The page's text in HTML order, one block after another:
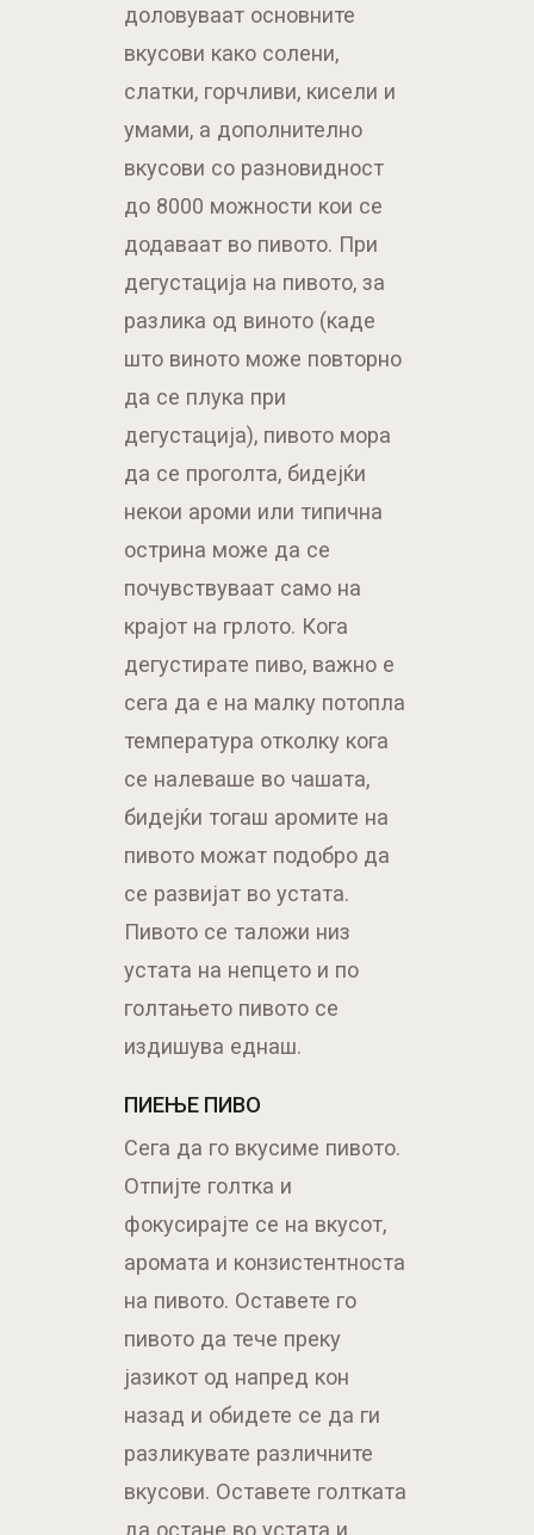
доловуваат основните
вкусови како солени,
слатки, горчливи, кисели и
умами, а дополнително
вкусови со разновидност
до 8000 можности кои се
додаваат во пивото. При
дегустација на пивото, за
разлика од виното (каде
што виното може повторно
да се плука при
дегустација), пивото мора
да се проголта, бидејќи
некои ароми или типична
острина може да се
почувствуваат само на
крајот на грлото. Кога
дегустирате пиво, важно е
сега да е на малку потопла
температура отколку кога
се налеваше во чашата,
бидејќи тогаш аромите на
пивото можат подобро да
се развијат во устата.
Пивото се таложи низ
устата на непцето и по
голтањето пивото се
издишува еднаш.
ПИЕЊЕ ПИВО
Сега да го вкусиме пивото.
Отпијте голтка и
фокусирајте се на вкусот,
аромата и конзистентноста
на пивото. Оставете го
пивото да тече преку
јазикот од напред кон
назад и обидете се да ги
разликувате различните
вкусови. Оставете голтката
да остане во устата и